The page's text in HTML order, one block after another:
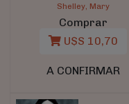
Shelley, Mary
Comprar
U$S 10,70
A CONFIRMAR